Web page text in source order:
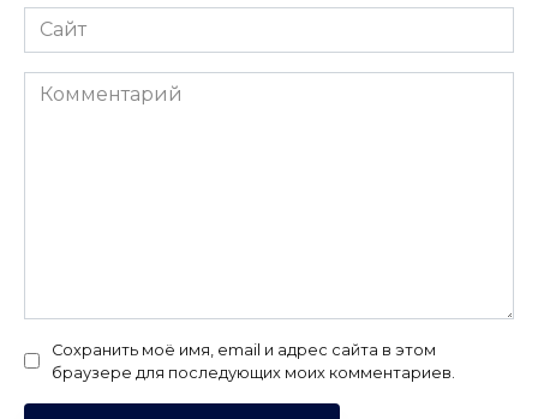
Сайт
Комментарий
Сохранить моё имя, email и адрес сайта в этом
браузере для последующих моих комментариев.